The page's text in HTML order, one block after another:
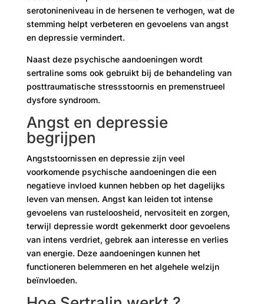
serotonineniveau in de hersenen te verhogen, wat de
stemming helpt verbeteren en gevoelens van angst
en depressie vermindert.
Naast deze psychische aandoeningen wordt
sertraline soms ook gebruikt bij de behandeling van
posttraumatische stressstoornis en premenstrueel
dysfore syndroom.
Angst en depressie
begrijpen
Angststoornissen en depressie zijn veel
voorkomende psychische aandoeningen die een
negatieve invloed kunnen hebben op het dagelijks
leven van mensen. Angst kan leiden tot intense
gevoelens van rusteloosheid, nervositeit en zorgen,
terwijl depressie wordt gekenmerkt door gevoelens
van intens verdriet, gebrek aan interesse en verlies
van energie. Deze aandoeningen kunnen het
functioneren belemmeren en het algehele welzijn
beïnvloeden.